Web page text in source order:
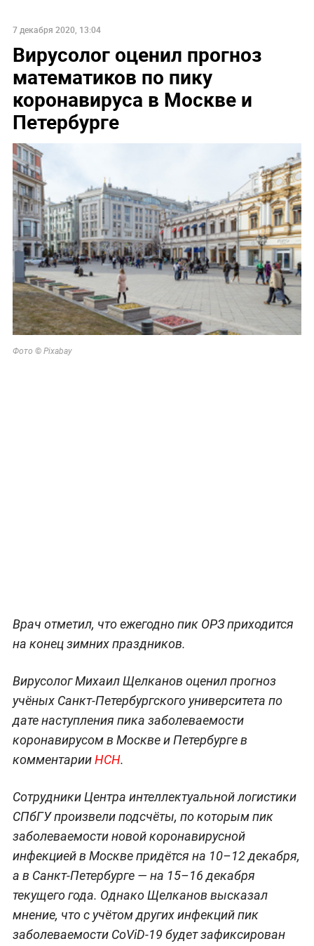
7 декабря 2020, 13:04
Вирусолог оценил прогноз
математиков по пику
коронавируса в Москве и
Петербурге
Фото © Pixabay
Врач отметил, что ежегодно пик ОРЗ приходится
на конец зимних праздников.
Вирусолог Михаил Щелканов оценил прогноз
учёных Санкт-Петербургского университета по
дате наступления пика заболеваемости
коронавирусом в Москве и Петербурге в
комментарииНСН.
Сотрудники Центра интеллектуальной логистики
СПбГУ произвели подсчёты, по которым пик
заболеваемости новой коронавирусной
инфекцией в Москве придётся на 10–12 декабря,
а в Санкт-Петербурге — на 15–16 декабря
текущего года. Однако Щелканов высказал
мнение, что с учётом других инфекций пик
заболеваемости CoViD-19 будет зафиксирован